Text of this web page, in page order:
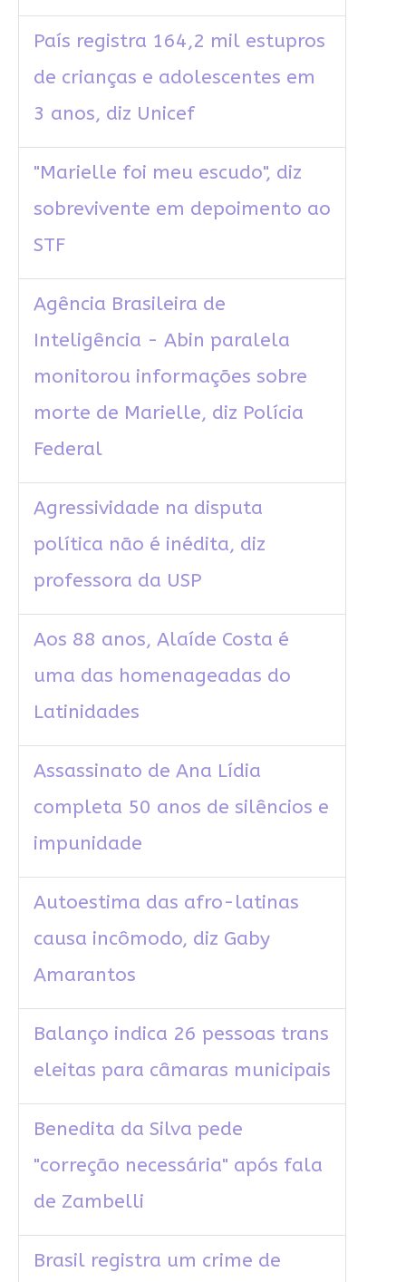
País registra 164,2 mil estupros
de crianças e adolescentes em
3 anos, diz Unicef
"Marielle foi meu escudo", diz
sobrevivente em depoimento ao
STF
Agência Brasileira de
Inteligência - Abin paralela
monitorou informações sobre
morte de Marielle, diz Polícia
Federal
Agressividade na disputa
política não é inédita, diz
professora da USP
Aos 88 anos, Alaíde Costa é
uma das homenageadas do
Latinidades
Assassinato de Ana Lídia
completa 50 anos de silêncios e
impunidade
Autoestima das afro-latinas
causa incômodo, diz Gaby
Amarantos
Balanço indica 26 pessoas trans
eleitas para câmaras municipais
Benedita da Silva pede
"correção necessária" após fala
de Zambelli
Brasil registra um crime de